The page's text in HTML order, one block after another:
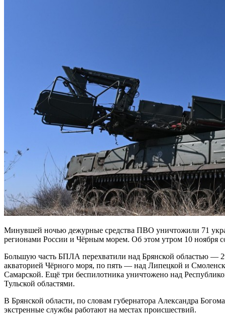
Минувшей ночью дежурные средства ПВО уничтожили 71
регионами России и Чёрным морем. Об этом утром 10
Большую часть БПЛА перехватили над Брянской областью —
акваторией Чёрного моря, по пять — над Липецкой и
Самарской. Ещё три беспилотника уничтожено над
Тульской областями.
В Брянской области, по словам губернатора Александра
экстренные службы работают на местах происшествий.